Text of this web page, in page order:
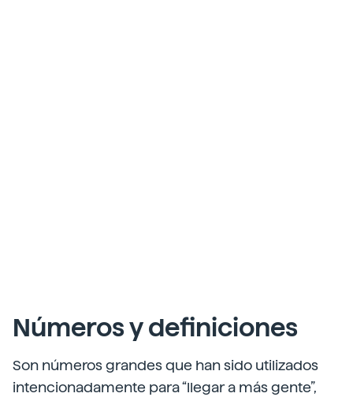
Números y definiciones
Son números grandes que han sido utilizados
intencionadamente para “llegar a más gente”,